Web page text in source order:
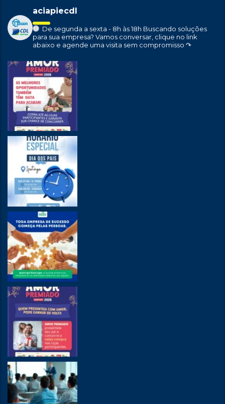
aciapiecdl
De segunda a sexta - 8h às 18h Buscando soluções
para sua empresa? Vamos conversar, clique no link
abaixo e agende uma visita sem compromisso ↷